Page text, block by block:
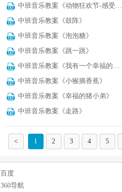
中班音乐教案《动物狂欢节-感受中的轻与重》
中班音乐教案《鼓阵》
中班音乐教案《泡泡糖》
中班音乐教案《跳一跳》
中班音乐教案《我有一个幸福的家》
中班音乐教案《小猴摘香蕉》
中班音乐教案《幸福的猪小弟》
中班音乐教案《走路》
< 1 2 3 4 5
百度
360导航